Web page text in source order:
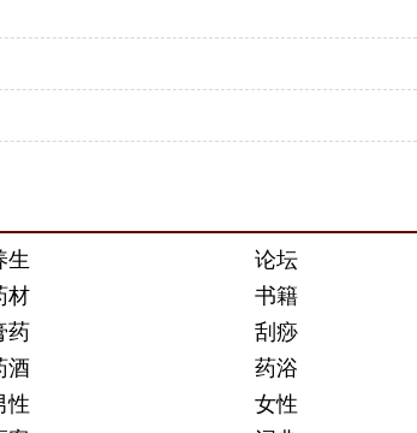
生
论坛
材
书籍
药
刮痧
酒
药浴
性
女性